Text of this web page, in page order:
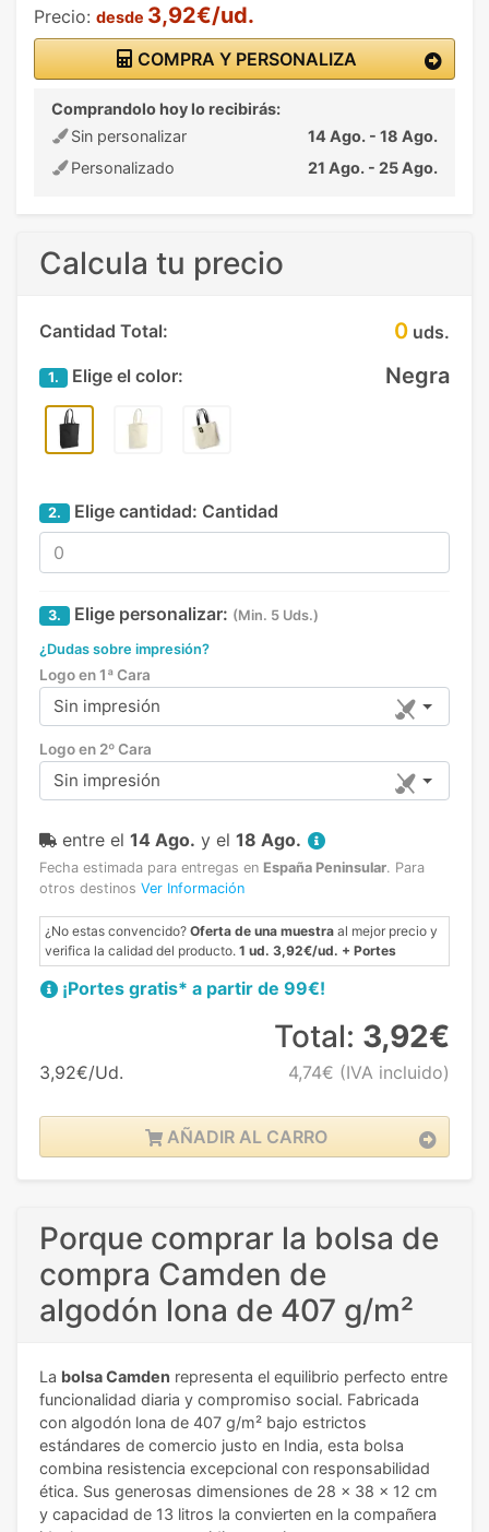
Precio: desde 3,92€/ud.
COMPRA Y PERSONALIZA
Comprandolo hoy lo recibirás:
Sin personalizar
14 Ago. - 18 Ago.
Personalizado
21 Ago. - 25 Ago.
Calcula tu precio
Cantidad Total: 0 uds.
1. Elige el color: Negra
2. Elige cantidad: Cantidad
3. Elige personalizar: (Min. 5 Uds.)
¿Dudas sobre impresión?
Logo en 1ª Cara
Sin impresión
Logo en 2º Cara
Sin impresión
entre el 14 Ago. y el 18 Ago.
Fecha estimada para entregas en España Peninsular. Para
otros destinos Ver Información
¿No estas convencido? Oferta de una muestra al mejor precio y
verifica la calidad del producto. 1 ud. 3,92€/ud. + Portes
¡Portes gratis* a partir de 99€!
3,92€/Ud.
Total: 3,92€
4,74€ (IVA incluido)
AÑADIR AL CARRO
Porque comprar la bolsa de
compra Camden de
algodón lona de 407 g/m²
La bolsa Camden representa el equilibrio perfecto entre
funcionalidad diaria y compromiso social. Fabricada
con algodón lona de 407 g/m² bajo estrictos
estándares de comercio justo en India, esta bolsa
combina resistencia excepcional con responsabilidad
ética. Sus generosas dimensiones de 28 x 38 x 12 cm
y capacidad de 13 litros la convierten en la compañera